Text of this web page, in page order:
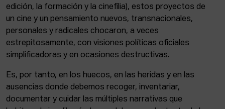
edición, la formación y la cinefilia), estos proyectos de
un cine y un pensamiento nuevos, transnacionales,
personales y radicales chocaron, a veces
estrepitosamente, con visiones políticas oficiales
simplificadoras y en ocasiones destructivas.
Es, por tanto, en los huecos, en las heridas y en las
ausencias donde debemos recoger, inventariar,
documentar y cuidar las múltiples narrativas que